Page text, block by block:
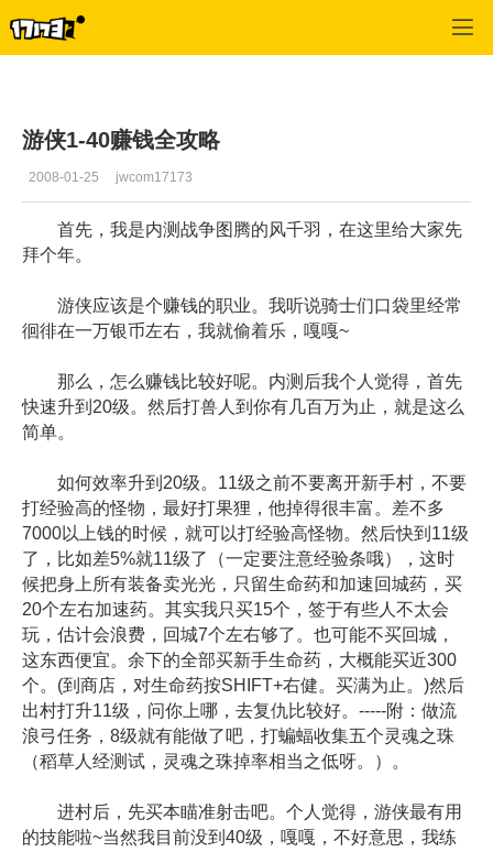
游侠1-40赚钱全攻略
2008-01-25 jwcom17173
首先，我是内测战争图腾的风千羽，在这里给大家先
拜个年。
游侠应该是个赚钱的职业。我听说骑士们口袋里经常
徊徘在一万银币左右，我就偷着乐，嘎嘎~
那么，怎么赚钱比较好呢。内测后我个人觉得，首先
快速升到20级。然后打兽人到你有几百万为止，就是这么
简单。
如何效率升到20级。11级之前不要离开新手村，不要
打经验高的怪物，最好打果狸，他掉得很丰富。差不多
7000以上钱的时候，就可以打经验高怪物。然后快到11级
了，比如差5%就11级了（一定要注意经验条哦），这时
候把身上所有装备卖光光，只留生命药和加速回城药，买
20个左右加速药。其实我只买15个，签于有些人不太会
玩，估计会浪费，回城7个左右够了。也可能不买回城，
这东西便宜。余下的全部买新手生命药，大概能买近300
个。(到商店，对生命药按SHIFT+右健。买满为止。)然后
出村打升11级，问你上哪，去复仇比较好。-----附：做流
浪弓任务，8级就有能做了吧，打蝙蝠收集五个灵魂之珠
（稻草人经测试，灵魂之珠掉率相当之低呀。）。
进村后，先买本瞄准射击吧。个人觉得，游侠最有用
的技能啦~当然我目前没到40级，嘎嘎，不好意思，我练